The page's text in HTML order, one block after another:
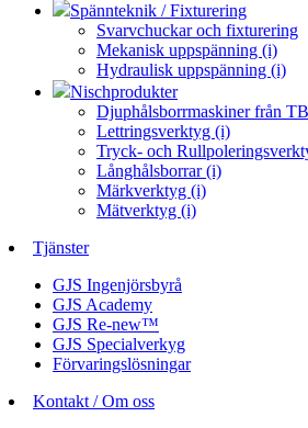
Spännteknik / Fixturering
Svarvchuckar och fixturering
Mekanisk uppspänning (i)
Hydraulisk uppspänning (i)
Nischprodukter
Djuphålsborrmaskiner från
Lettringsverktyg (i)
Tryck- och
Långhålsborrar (i)
Märkverktyg (i)
Mätverktyg (i)
Tjänster
GJS Ingenjörsbyrå
GJS Academy
GJS Re-new™
GJS Specialverkyg
Förvaringslösningar
Kontakt / Om oss